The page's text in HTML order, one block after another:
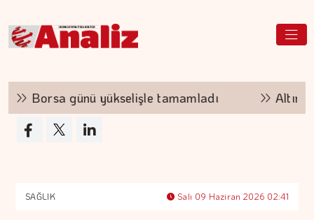
Borsa günü yükselişle tamamladı Altının
SAĞLIK Salı 09 Haziran 2026 02:41